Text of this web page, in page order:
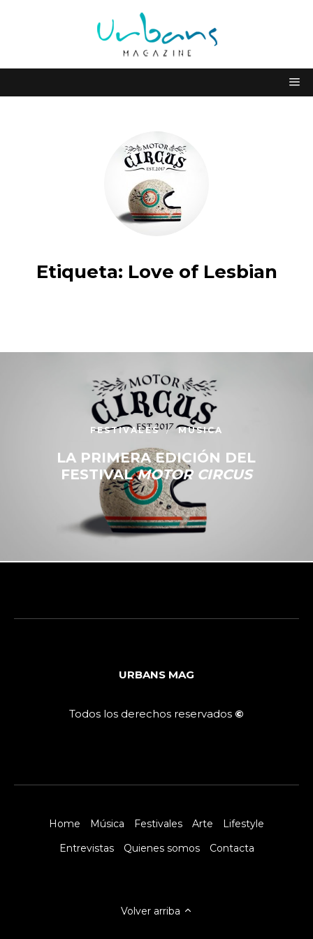
Etiqueta: Love of Lesbian
FESTIVALES MÚSICA
LA PRIMERA EDICIÓN DEL
FESTIVALMOTOR CIRCUS
URBANS MAG
Todos los derechos reservados ©
Home Música Festivales Arte
Lifestyle
Entrevistas
Quienes somos Contacta
Volver arriba